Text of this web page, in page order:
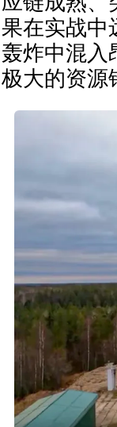
果在实战中
轰炸中混入
极大的资源